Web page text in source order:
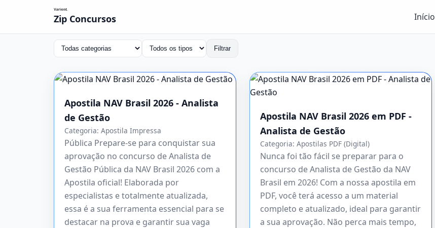
Zip Concursos Início
Filtrar
Apostila NAV Brasil 2026 - Analista
de Gestão
Categoria: Apostila Impressa
Pública Prepare-se para conquistar sua
aprovação no concurso de Analista de
Gestão Pública da NAV Brasil 2026 com a
Apostila oficial! Elaborada por
especialistas e totalmente atualizada,
essa é a sua ferramenta essencial para se
destacar na prova e garantir sua vaga
Apostila NAV Brasil 2026 em PDF -
Analista de Gestão
Categoria: Apostilas PDF (Digital)
Nunca foi tão fácil se preparar para o
concurso de Analista de Gestão da NAV
Brasil em 2026! Com a nossa apostila em
PDF, você terá acesso a um material
completo e atualizado, ideal para garantir
a sua aprovação. Não perca mais tempo,